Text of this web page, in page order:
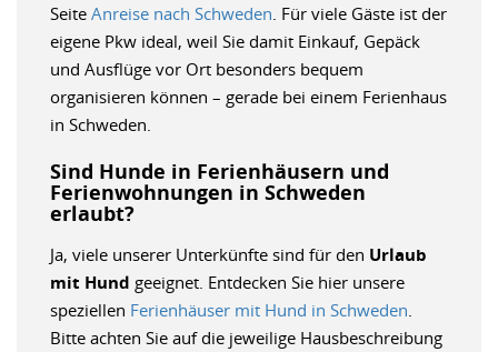
Seite Anreise nach Schweden . Für viele Gäste ist der
eigene Pkw ideal, weil Sie damit Einkauf, Gepäck
und Ausflüge vor Ort besonders bequem
organisieren können – gerade bei einem Ferienhaus
in Schweden.
Sind Hunde in Ferienhäusern und
Ferienwohnungen in Schweden
erlaubt?
Ja, viele unserer Unterkünfte sind für den Urlaub
mit Hund geeignet. Entdecken Sie hier unsere
speziellen Ferienhäuser mit Hund in Schweden
Bitte achten Sie auf die jeweilige Hausbeschreibung